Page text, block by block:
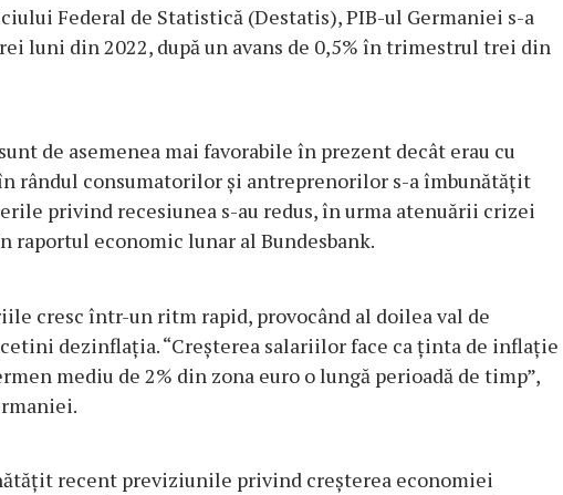
Federal de Statistică (Destatis), PIB-ul Germaniei s-a
luni din 2022, după un avans de 0,5% în trimestrul trei din
de asemenea mai favorabile în prezent decât erau cu
rândul consumatorilor şi antreprenorilor s-a îmbunătăţit
privind recesiunea s-au redus, în urma atenuării crizei
raportul economic lunar al Bundesbank.
cresc într-un ritm rapid, provocând al doilea val de
dezinflaţia. “Creşterea salariilor face ca ţinta de inflaţie
mediu de 2% din zona euro o lungă perioadă de timp”,
recent previziunile privind creşterea economiei